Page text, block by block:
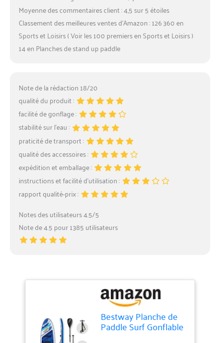
Moyenne des commentaires client : 4,5 sur 5 étoiles
Classement des meilleures ventes d’Amazon : 126 360 en
Sports et Loisirs ( Voir les 100 premiers en Sports et Loisirs )
14 en Planches de stand up paddle
Note de la rédaction 18/20
qualité du produit :
facilité de gonflage :
stabilité sur l’eau :
praticité de transport :
qualité des accessoires :
expédition et emballage :
instructions et facilité d’utilisation :
rapport qualité-prix :
Notes des utilisateurs 4.5/5
Note de 4.5 pour 1385 utilisateurs
Bestway Planche de
Paddle Surf Gonflable